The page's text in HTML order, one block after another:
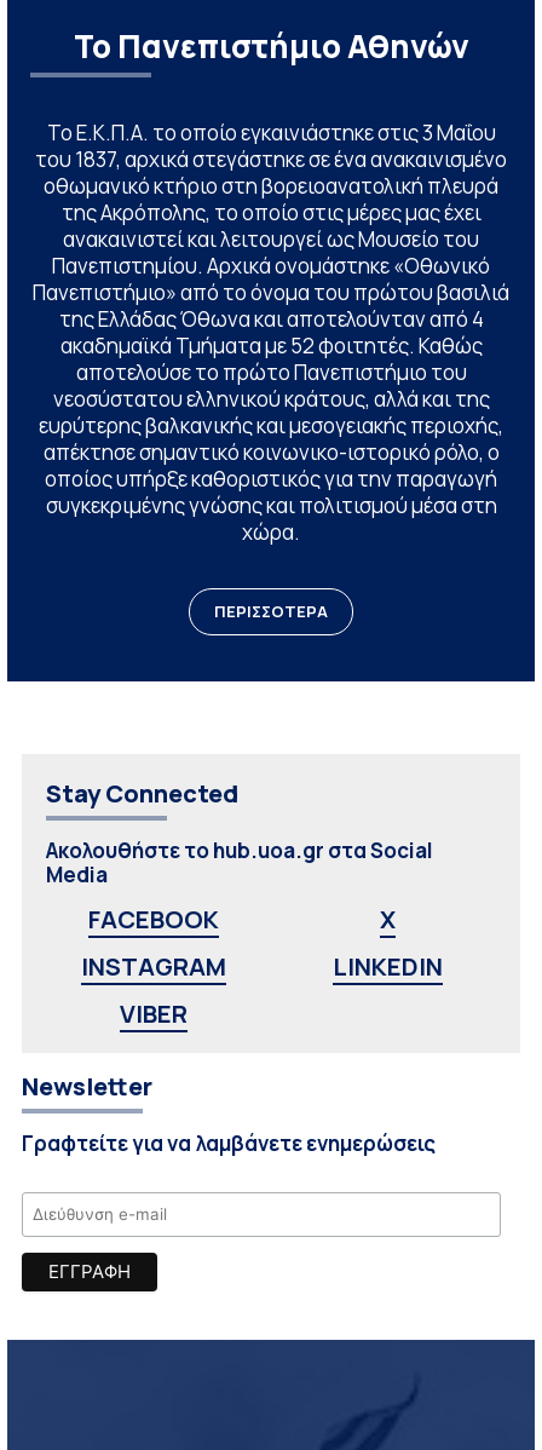
Το Πανεπιστήμιο Αθηνών
Το Ε.Κ.Π.Α. το οποίο εγκαινιάστηκε στις 3 Μαΐου
του 1837, αρχικά στεγάστηκε σε ένα ανακαινισμένο
οθωμανικό κτήριο στη βορειοανατολική πλευρά
της Ακρόπολης, το οποίο στις μέρες μας έχει
ανακαινιστεί και λειτουργεί ως Μουσείο του
Πανεπιστημίου. Αρχικά ονομάστηκε «Οθωνικό
Πανεπιστήμιο» από το όνομα του πρώτου βασιλιά
της Ελλάδας Όθωνα και αποτελούνταν από 4
ακαδημαϊκά Τμήματα με 52 φοιτητές. Καθώς
αποτελούσε το πρώτο Πανεπιστήμιο του
νεοσύστατου ελληνικού κράτους, αλλά και της
ευρύτερης βαλκανικής και μεσογειακής περιοχής,
απέκτησε σημαντικό κοινωνικο-ιστορικό ρόλο, ο
οποίος υπήρξε καθοριστικός για την παραγωγή
συγκεκριμένης γνώσης και πολιτισμού μέσα στη
χώρα.
ΠΕΡΙΣΣΟΤΕΡΑ
Stay Connected
Ακολουθήστε το hub.uoa.gr στα Social
Media
FACEBOOK
X
INSTAGRAM
LINKEDIN
VIBER
Newsletter
Γραφτείτε για να λαμβάνετε ενημερώσεις